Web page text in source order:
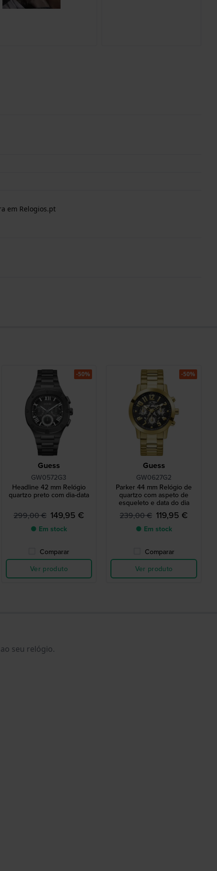
em Relogios.pt
Guess
GW0572G3
Headline 42 mm Relógio
quartzo preto com dia-data
299,00 € 149,95 €
● Em stock
Comparar
Ver produto
-50%
Guess
GW0627G2
Parker 44 mm Relógio de
quartzo com aspeto de
esqueleto e data do dia
239,00 € 119,95 €
● Em stock
Comparar
Ver produto
-50%
seu relógio.